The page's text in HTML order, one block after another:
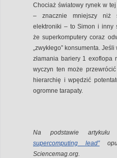
Chociaż światowy rynek w
– znacznie mniejszy niż
elektroniki – to Simon i inny
że superkomputery coraz
„zwykłego” konsumenta.
złamania bariery 1 exoflopa
wyczyn ten może
hierarchię i wpędzić
ogromne tarapaty.
Na podstawie artykułu
supercomputing lead”
Sciencemag.org.